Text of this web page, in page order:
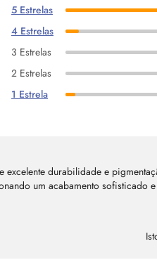
5 Estrelas
4 Estrelas
3 Estrelas
2 Estrelas
1 Estrela
excelente durabilidade e
um acabamento sofisticado